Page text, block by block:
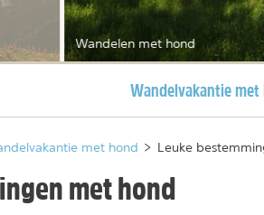
Wandelen met hond
Huidige pagina
Wandelvakantie met
met hond > Leuke
met hond